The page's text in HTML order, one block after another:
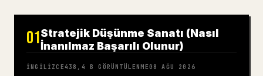
01Stratejik Düşünme Sanatı (Nasıl
İnanılmaz Başarılı Olunur)
İNGILIZCE438,4 B GÖRÜNTÜLENME08 AĞU 2026